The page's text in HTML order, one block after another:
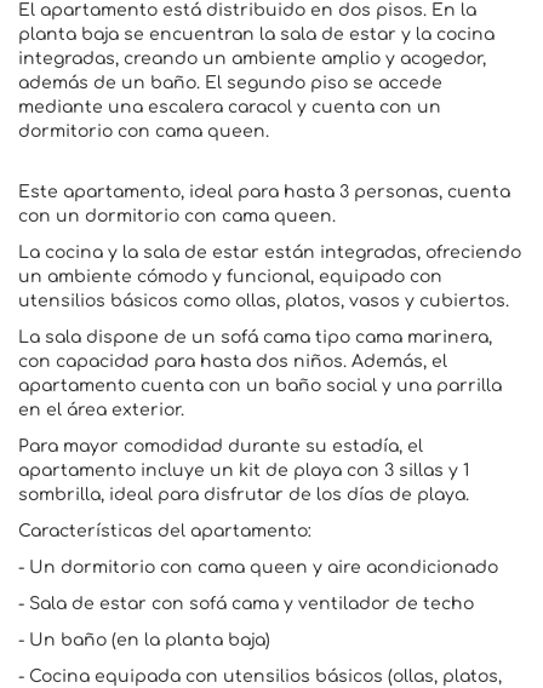
El apartamento está distribuido en dos pisos. En la
planta baja se encuentran la sala de estar y la cocina
integradas, creando un ambiente amplio y acogedor,
además de un baño. El segundo piso se accede
mediante una escalera caracol y cuenta con un
dormitorio con cama queen.
Este apartamento, ideal para hasta 3 personas, cuenta
con un dormitorio con cama queen.
La cocina y la sala de estar están integradas, ofreciendo
un ambiente cómodo y funcional, equipado con
utensilios básicos como ollas, platos, vasos y cubiertos.
La sala dispone de un sofá cama tipo cama marinera,
con capacidad para hasta dos niños. Además, el
apartamento cuenta con un baño social y una parrilla
en el área exterior.
Para mayor comodidad durante su estadía, el
apartamento incluye un kit de playa con 3 sillas y 1
sombrilla, ideal para disfrutar de los días de playa.
Características del apartamento:
- Un dormitorio con cama queen y aire acondicionado
- Sala de estar con sofá cama y ventilador de techo
- Un baño (en la planta baja)
- Cocina equipada con utensilios básicos (ollas, platos,